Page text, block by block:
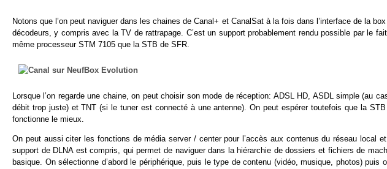
Notons que l’on peut naviguer dans les chaines de Canal+ et CanalSat à la fois dans l’interface de la
décodeurs, y compris avec la TV de rattrapage. C’est un support probablement rendu possible par le
même processeur STM 7105 que la STB de SFR.
Lorsque l’on regarde une chaine, on peut choisir son mode de réception: ADSL HD, ASDL simple (au
débit trop juste) et TNT (si le tuner est connecté à une antenne). On peut espérer toutefois que la
fonctionne le mieux.
On peut aussi citer les fonctions de média server / center pour l’accès aux contenus du réseau local
support de DLNA est compris, qui permet de naviguer dans la hiérarchie de dossiers et fichiers de
basique. On sélectionne d’abord le périphérique, puis le type de contenu (vidéo, musique, photos)